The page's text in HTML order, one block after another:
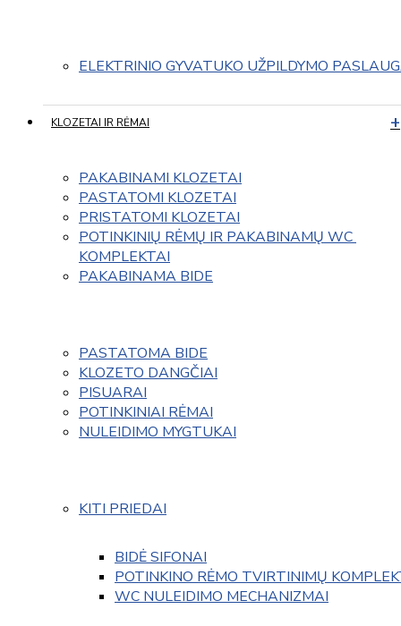
ELEKTRINIO GYVATUKO UŽPILDYMO
KLOZETAI IR RĖMAI
PAKABINAMI KLOZETAI
PASTATOMI KLOZETAI
PRISTATOMI KLOZETAI
POTINKINIŲ RĖMŲ IR PAKABINAMŲ WC
KOMPLEKTAI
PAKABINAMA BIDE
PASTATOMA BIDE
KLOZETO DANGČIAI
PISUARAI
POTINKINIAI RĖMAI
NULEIDIMO MYGTUKAI
KITI PRIEDAI
BIDĖ SIFONAI
POTINKINO RĖMO TVIRTINIMŲ
WC NULEIDIMO MECHANIZMAI